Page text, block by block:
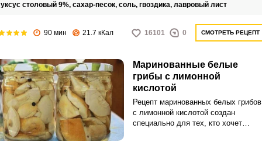
уксус столовый 9%, сахар-песок, соль, гвоздика, лавровый лист
90 мин 21.7 кКал 16101 0 СМОТРЕТЬ РЕЦЕПТ
Маринованные белые
грибы с лимонной
кислотой
Рецепт маринованных белых грибов
с лимонной кислотой создан
специально для тех, кто хочет